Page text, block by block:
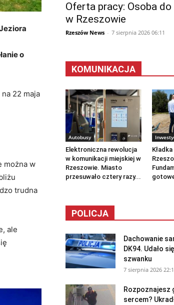
o
22 maja
można w
trudna
ale
Oferta pracy: Osoba
w Rzeszowie
Rzeszów News - 7 sierpnia 2026 06:11
KOMUNIKACJA
Autobusy
Elektroniczna rewolucja
w komunikacji miejskiej w
Rzeszowie. Miasto
przesuwało cztery razy...
POLICJA
Dachowanie
DK94. Udało
szwanku
7 sierpnia 2026
Rozpoznajesz
sercem?